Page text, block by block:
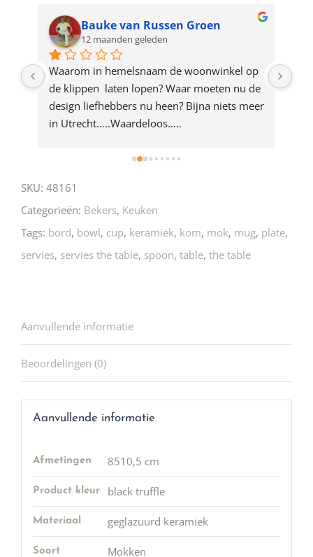
product
Bauke van Russen Groen
12 maanden geleden
Waarom in hemelsnaam de woonwinkel op
de klippen  laten lopen? Waar moeten nu de
design liefhebbers nu heen? Bijna niets meer
in Utrecht…..Waardeloos…..
SKU: 48161
Categorieën: Bekers, Keuken
Tags: bord, bowl, cup, keramiek, kom, mok, mug, plate,
servies, servies the table, spoon, table, the table
Aanvullende informatie
Beoordelingen (0)
Aanvullende informatie
Afmetingen 8510,5 cm
Product kleur black truffle
Materiaal geglazuurd keramiek
Soort Mokken